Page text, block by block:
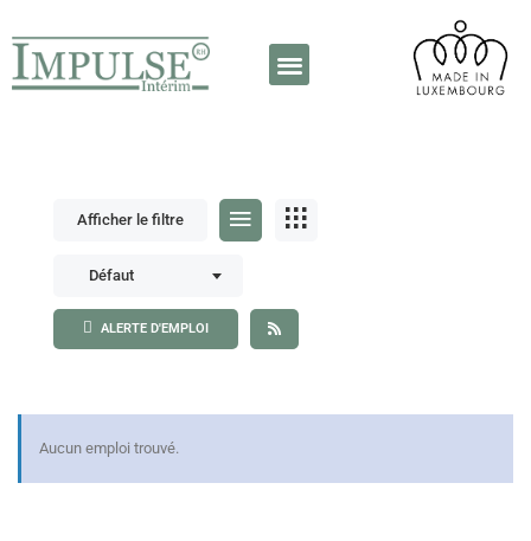
Afficher le filtre
Défaut
ALERTE D'EMPLOI
Aucun emploi trouvé.